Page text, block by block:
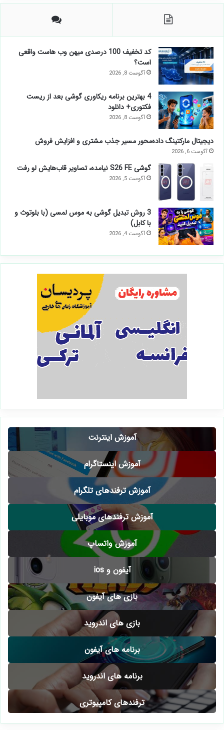
کد تخفیف 100 درصدی میهن وب هاست واقعی
است؟
آگوست 8, 2026
4 بهترین برنامه ریکاوری گوشی بعد از ریست
فکتوری+ دانلود
آگوست 8, 2026
دیجیتال مارکتینگ داده‌محور مسیر جذب مشتری و افزایش فروش
آگوست 6, 2026
گوشی S26 FE نیامده، تصاویر قاب‌هایش لو رفت
آگوست 5, 2026
3 روش تبدیل گوشی به موس لمسی (با بلوتوث و
با کابل)
آگوست 4, 2026
آموزش اینترنت
آموزش اینستاگرام
آموزش ترفندهای تلگرام
آموزش ترفندهای موبایلی
آموزش واتساپ
آیفون و ios
بازی های آیفون
بازی های اندروید
برنامه های آیفون
برنامه های اندروید
ترفندهای کامپیوتری